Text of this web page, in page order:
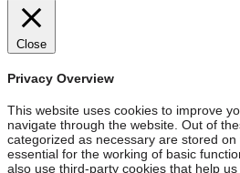
Close
Privacy Overview
This website uses cookies to improve
navigate through the website. Out of
categorized as necessary are stored
essential for the working of basic
also use third-party cookies that help